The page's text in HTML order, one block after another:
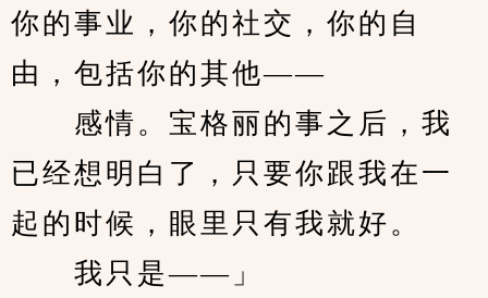
你的事业，你的社交，你的自
由，包括你的其他——
感情。宝格丽的事之后，我
已经想明白了，只要你跟我在一
起的时候，眼里只有我就好。
我只是——」